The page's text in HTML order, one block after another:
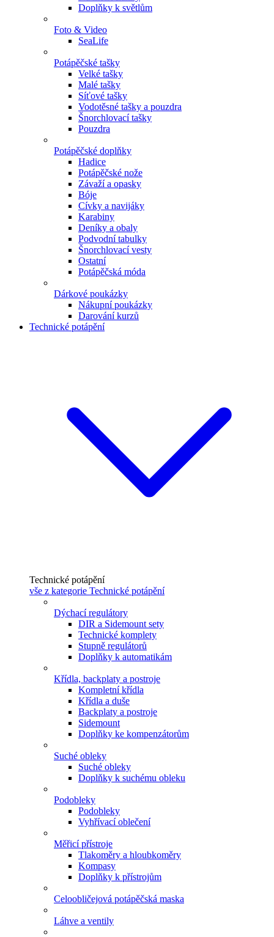
Doplňky k světlům
Foto & Video
SeaLife
Potápěčské tašky
Velké tašky
Malé tašky
Síťové tašky
Vodotěsné tašky a pouzdra
Šnorchlovací tašky
Pouzdra
Potápěčské doplňky
Hadice
Potápěčské nože
Závaží a opasky
Bóje
Cívky a navijáky
Karabiny
Deníky a obaly
Podvodní tabulky
Šnorchlovací vesty
Ostatní
Potápěčská móda
Dárkové poukázky
Nákupní poukázky
Darování kurzů
Technické potápění
Technické potápění
vše z kategorie Technické potápění
Dýchací regulátory
DIR a Sidemount sety
Technické komplety
Stupně regulátorů
Doplňky k automatikám
Křídla, backplaty a postroje
Kompletní křídla
Křídla a duše
Backplaty a postroje
Sidemount
Doplňky ke kompenzátorům
Suché obleky
Suché obleky
Doplňky k suchému obleku
Podobleky
Podobleky
Vyhřívací oblečení
Měřicí přístroje
Tlakoměry a hloubkoměry
Kompasy
Doplňky k přístrojům
Celoobličejová potápěčská maska
Láhve a ventily